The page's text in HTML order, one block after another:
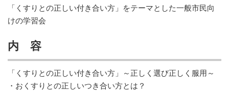
「くすりとの正しい付き合い方」をテーマとした一般市民向
けの学習会
内 容
「くすりとの正しい付き合い方」～正しく選び正しく服用～
・おくすりとの正しいつき合い方とは？